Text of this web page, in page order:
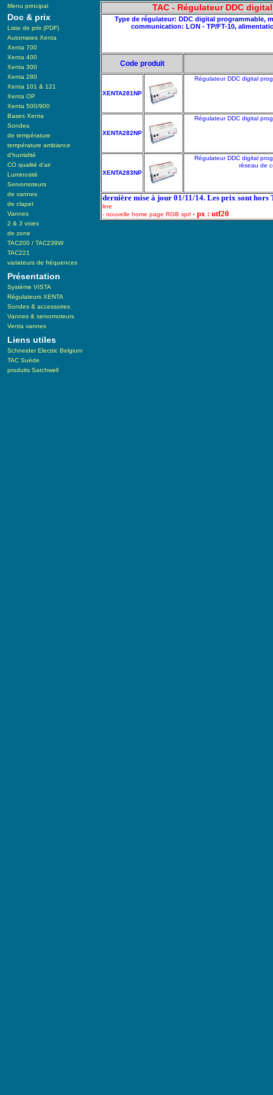
Menu principal
Doc & prix
Liste de prix (PDF)
Automates Xenta
Xenta 700
Xenta 400
Xenta 300
Xenta 280
Xenta 101 & 121
Xenta OP
Xenta 500/900
Bases Xenta
Sondes
de température
température ambiance
d'humidité
CO qualité d'air
Luminosité
Servomoteurs
de vannes
de clapet
Vannes
2 & 3 voies
de zone
TAC200 / TAC239W
TAC221
variateurs de fréquences
Présentation
Système VISTA
Régulateurs XENTA
Sondes & accessoires
Vannes & servomoteurs
Venta vannes
Liens utiles
Schneider Electric Belgium
TAC Suède
produits Satchwell
TAC - Régulateur DDC
Type de régulateur: DDC digital programmable,
communication: LON - TP/FT-10,
Code produit
XENTA281NP
Régulateur DDC digital
XENTA282NP
Régulateur DDC digital
XENTA283NP
Régulateur DDC digital
réseau de
dernière mise à jour 01/11/14. Les prix sont
line
- nouvelle home page RGB sprl - px : utf20